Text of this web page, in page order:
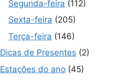
Segunda-feira (112)
Sexta-feira (205)
Terça-feira (146)
Dicas de Presentes (2)
Estações do ano (45)